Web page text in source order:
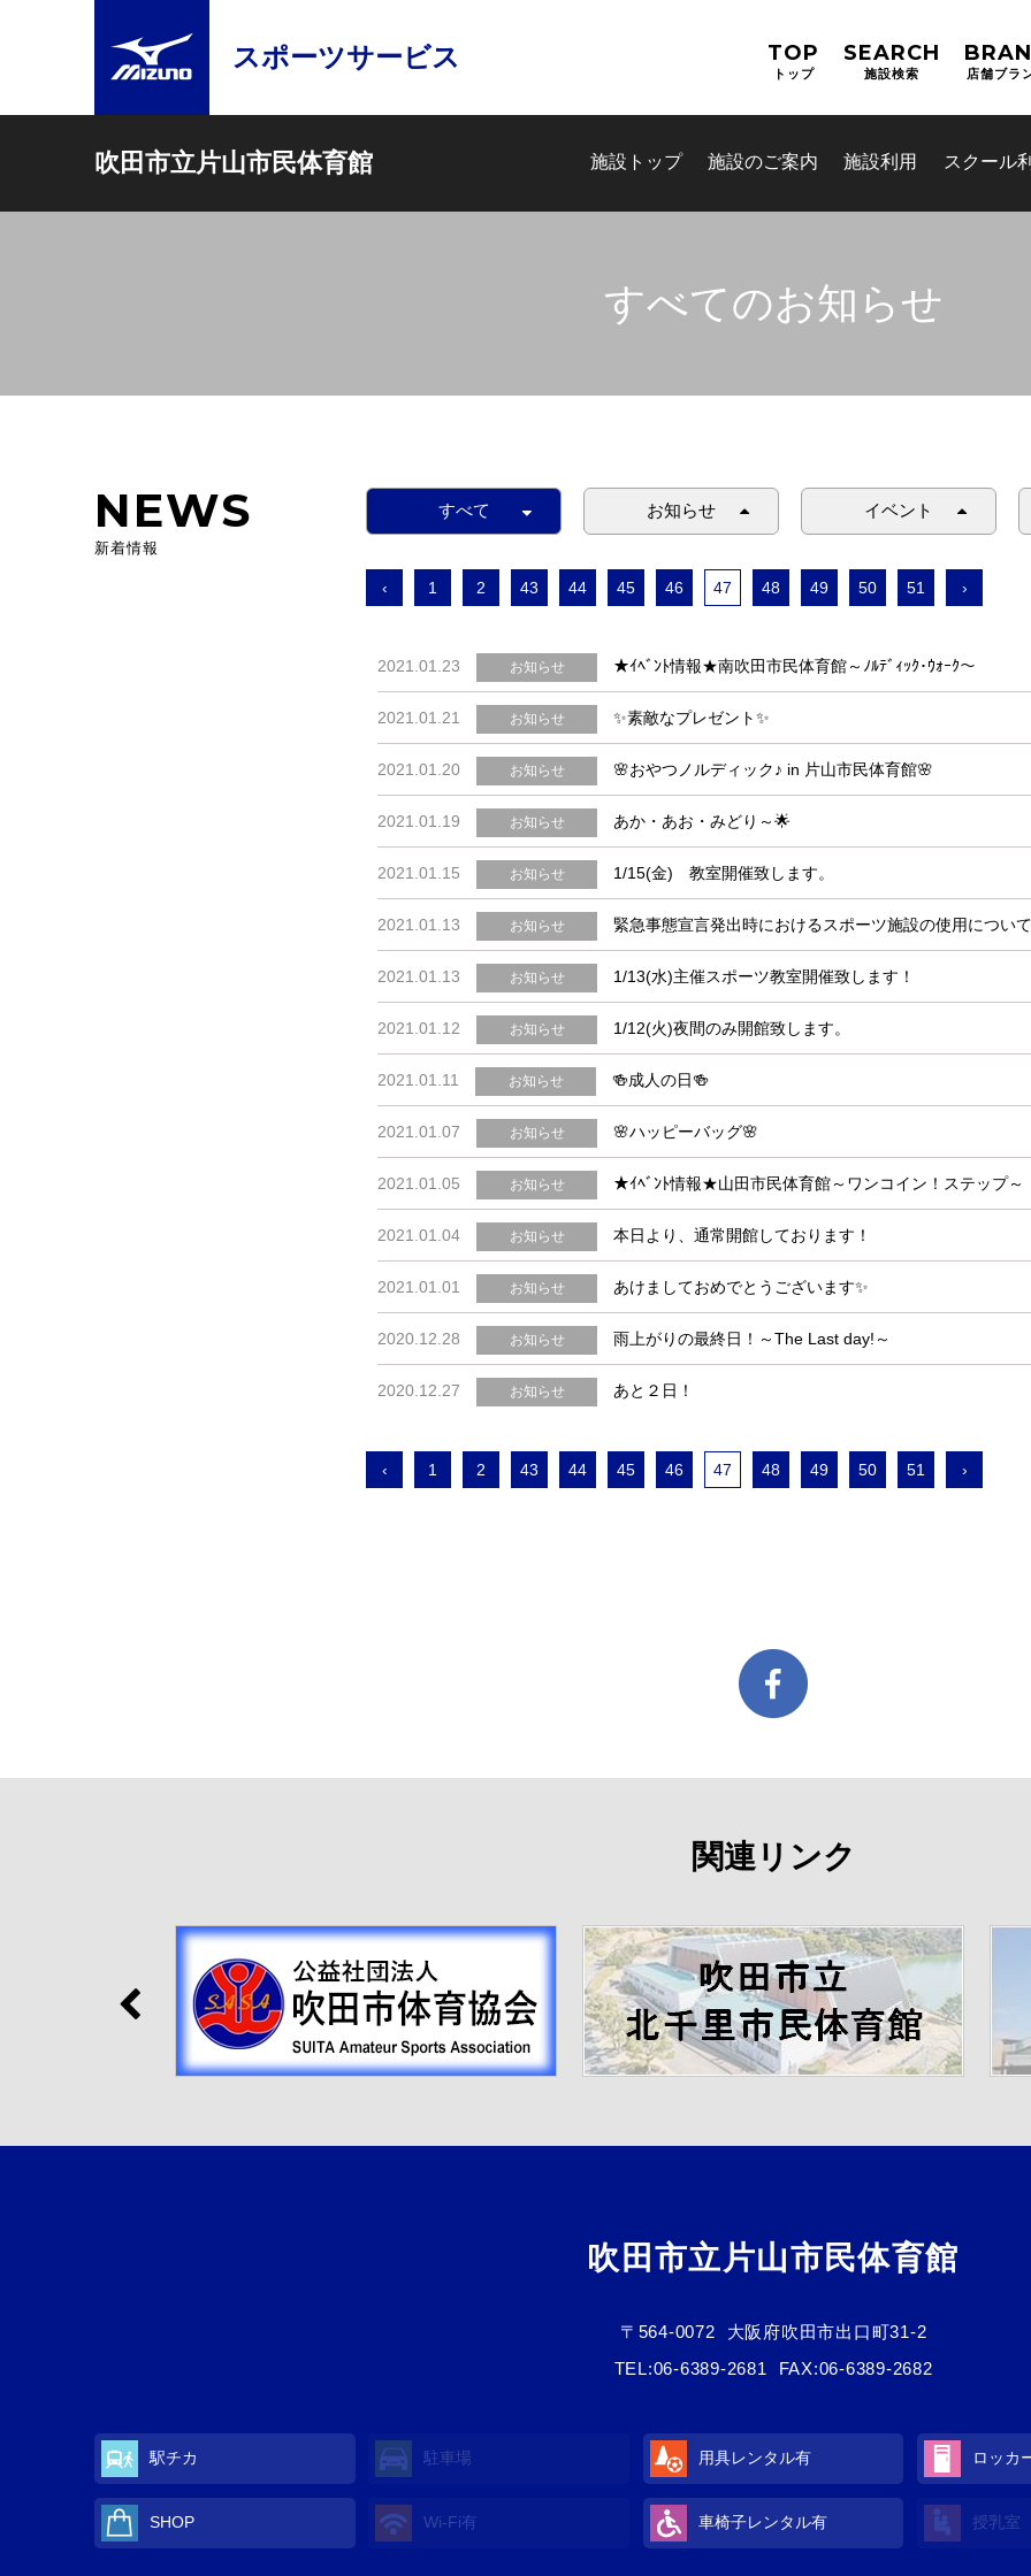
スポーツサービス TOP
トップ
SEARCH
施設検索 店舗ブラ
吹田市立片山市民体育館 施設トップ 施設のご案内 施設利用 スクール
吹田市スポーツ施設予約シス
すべてのお知らせ
NEWS
新着情報
すべて お知らせ イベント
‹ 1 2 43 44 45 46 47 48 49 50 51 ›
2021.01.23 お知らせ ★ｲﾍﾞﾝﾄ情報★南吹田市民体育館～ﾉﾙﾃﾞｨｯｸ･ｳｫｰｸ～
2021.01.21 お知らせ ✨素敵なプレゼント✨
2021.01.20 お知らせ 🌸おやつノルディック♪ in 片山市民体育館🌸
2021.01.19 お知らせ あか・あお・みどり～🌟
2021.01.15 お知らせ 1/15(金) 教室開催致します。
2021.01.13 お知らせ 緊急事態宣言発出時におけるスポーツ施設の使用につい
2021.01.13 お知らせ 1/13(水)主催スポーツ教室開催致します！
2021.01.12 お知らせ 1/12(火)夜間のみ開館致します。
2021.01.11 お知らせ 🍻成人の日🍻
2021.01.07 お知らせ 🌸ハッピーバッグ🌸
2021.01.05 お知らせ ★ｲﾍﾞﾝﾄ情報★山田市民体育館～ワンコイン！ステップ～
2021.01.04 お知らせ 本日より、通常開館しております！
2021.01.01 お知らせ あけましておめでとうございます✨
2020.12.28 お知らせ 雨上がりの最終日！～The Last day!～
2020.12.27 お知らせ あと２日！
‹ 1 2 43 44 45 46 47 48 49 50 51 ›
関連リンク
吹田市立片山市民体育館
〒564-0072
大阪府吹田市出口町31-2
TEL:06-6389-2681 FAX:06-6389-2682
駅チカ 駐車場 用具レンタル有 ロッカ
SHOP Wi-Fi有 車椅子レンタル有 授乳室